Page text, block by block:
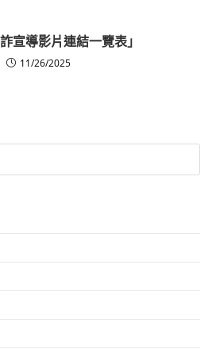
宣導影片連結一覽表」
11/26/2025